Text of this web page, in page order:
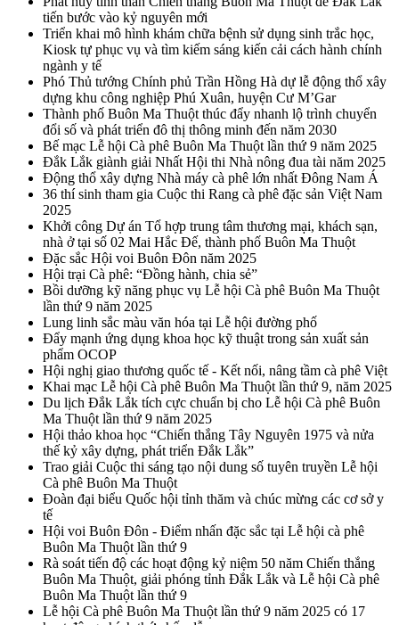
tiến bước vào kỷ nguyên mới
Triển khai mô hình khám chữa bệnh sử dụng sinh trắc học,
Kiosk tự phục vụ và tìm kiếm sáng kiến cải cách hành chính
ngành y tế
Phó Thủ tướng Chính phủ Trần Hồng Hà dự lễ động thổ xây
dựng khu công nghiệp Phú Xuân, huyện Cư M’Gar
Thành phố Buôn Ma Thuột thúc đẩy nhanh lộ trình chuyển
đổi số và phát triển đô thị thông minh đến năm 2030
Bế mạc Lễ hội Cà phê Buôn Ma Thuột lần thứ 9 năm 2025
Đắk Lắk giành giải Nhất Hội thi Nhà nông đua tài năm 2025
Động thổ xây dựng Nhà máy cà phê lớn nhất Đông Nam Á
36 thí sinh tham gia Cuộc thi Rang cà phê đặc sản Việt Nam
2025
Khởi công Dự án Tổ hợp trung tâm thương mại, khách sạn,
nhà ở tại số 02 Mai Hắc Đế, thành phố Buôn Ma Thuột
Đặc sắc Hội voi Buôn Đôn năm 2025
Hội trại Cà phê: “Đồng hành, chia sẻ”
Bồi dưỡng kỹ năng phục vụ Lễ hội Cà phê Buôn Ma Thuột
lần thứ 9 năm 2025
Lung linh sắc màu văn hóa tại Lễ hội đường phố
Đẩy mạnh ứng dụng khoa học kỹ thuật trong sản xuất sản
phẩm OCOP
Hội nghị giao thương quốc tế - Kết nối, nâng tầm cà phê Việt
Khai mạc Lễ hội Cà phê Buôn Ma Thuột lần thứ 9, năm 2025
Du lịch Đắk Lắk tích cực chuẩn bị cho Lễ hội Cà phê Buôn
Ma Thuột lần thứ 9 năm 2025
Hội thảo khoa học “Chiến thắng Tây Nguyên 1975 và nửa
thế kỷ xây dựng, phát triển Đắk Lắk”
Trao giải Cuộc thi sáng tạo nội dung số tuyên truyền Lễ hội
Cà phê Buôn Ma Thuột
Đoàn đại biểu Quốc hội tỉnh thăm và chúc mừng các cơ sở y
tế
Hội voi Buôn Đôn - Điểm nhấn đặc sắc tại Lễ hội cà phê
Buôn Ma Thuột lần thứ 9
Rà soát tiến độ các hoạt động kỷ niệm 50 năm Chiến thắng
Buôn Ma Thuột, giải phóng tỉnh Đắk Lắk và Lễ hội Cà phê
Buôn Ma Thuột lần thứ 9
Lễ hội Cà phê Buôn Ma Thuột lần thứ 9 năm 2025 có 17